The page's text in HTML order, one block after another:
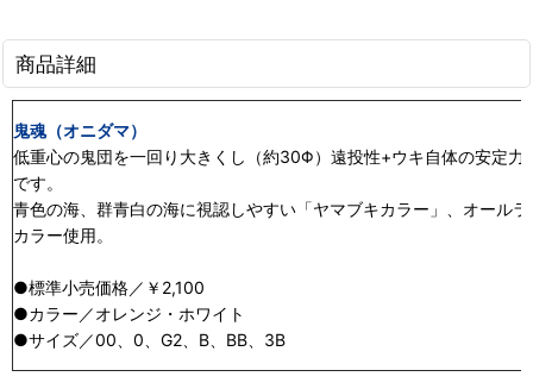
商品詳細
鬼魂（オニダマ）
低重心の鬼団を一回り大きくし（約30Φ）遠投性+ウキ自体の安定
です。
青色の海、群青白の海に視認しやすい「ヤマブキカラー」、オール
カラー使用。
●標準小売価格／￥2,100
●カラー／オレンジ・ホワイト
●サイズ／00、0、G2、B、BB、3B